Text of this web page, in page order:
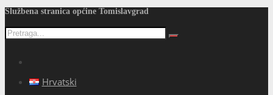
Službena stranica općine Tomislavgrad
Hrvatski